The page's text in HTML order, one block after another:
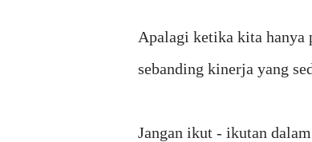
Apalagi ketika kita hanya
sebanding kinerja yang
Jangan ikut - ikutan